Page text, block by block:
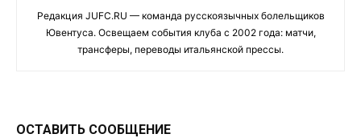
Редакция JUFC.RU — команда русскоязычных болельщиков
Ювентуса. Освещаем события клуба с 2002 года: матчи,
трансферы, переводы итальянской прессы.
ОСТАВИТЬ СООБЩЕНИЕ